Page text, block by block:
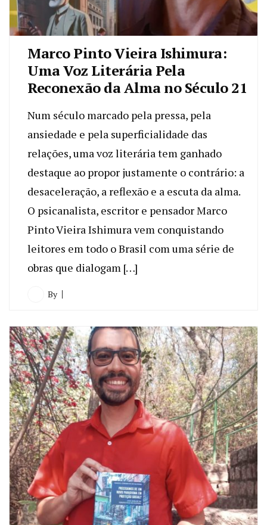
Marco Pinto Vieira Ishimura:
Uma Voz Literária Pela
Reconexão da Alma no Século 21
Num século marcado pela pressa, pela
ansiedade e pela superficialidade das
relações, uma voz literária tem ganhado
destaque ao propor justamente o contrário: a
desaceleração, a reflexão e a escuta da alma.
O psicanalista, escritor e pensador Marco
Pinto Vieira Ishimura vem conquistando
leitores em todo o Brasil com uma série de
obras que dialogam […]
By